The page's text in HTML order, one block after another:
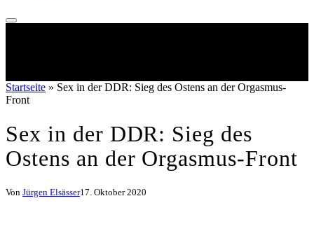
Startseite » Sex in der DDR: Sieg des Ostens an der Orgasmus-
Front
Sex in der DDR: Sieg des
Ostens an der Orgasmus-Front
Von Jürgen Elsässer17. Oktober 2020